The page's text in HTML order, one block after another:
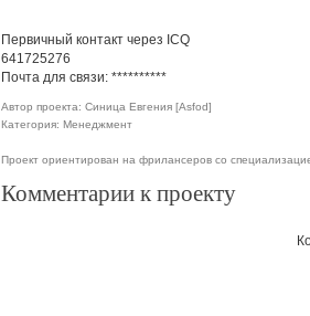
Первичный контакт через ICQ
641725276
Почта для связи: **********
Автор проекта: Синица Евгения [Asfod]
Категория: Менеджмент
Проект ориентирован на фрилансеров со
Комментарии к проекту